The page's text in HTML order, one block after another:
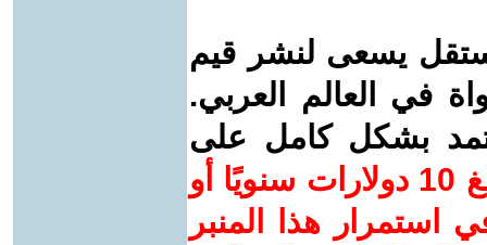
يسعى لنشر قيم
في العالم العربي.
بشكل كامل على
ساهم/ي معنا! بدعمكم بمبلغ 10 دولارات سنويًا أو
استمرار هذا المنبر